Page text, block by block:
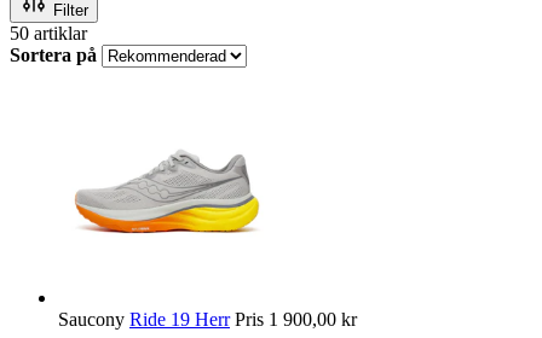
Filter
50 artiklar
Sortera på
Saucony Ride 19 Herr Pris 1 900,00 kr